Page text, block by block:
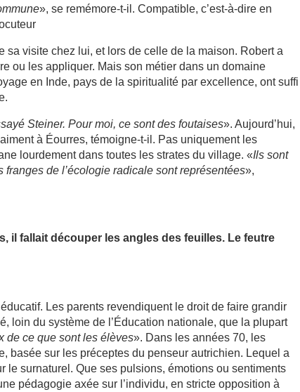
», se remémore-t-il. Compatible, c’est-à-dire en
sa visite chez lui, et lors de celle de la maison. Robert a
ou les appliquer. Mais son métier dans un domaine
en Inde, pays de la spiritualité par excellence, ont suffi
Steiner. Pour moi, ce sont des foutaises». Aujourd’hui,
à Éourres, témoigne-t-il. Pas uniquement les
lourdement dans toutes les strates du village. «Ils sont
franges de l’écologie radicale sont représentées»,
il fallait découper les angles des feuilles. Le feutre
Les parents revendiquent le droit de faire grandir
loin du système de l’Éducation nationale, que la plupart
de ce que sont les élèves». Dans les années 70, les
basée sur les préceptes du penseur autrichien. Lequel a
le surnaturel. Que ses pulsions, émotions ou sentiments
pédagogie axée sur l’individu, en stricte opposition à